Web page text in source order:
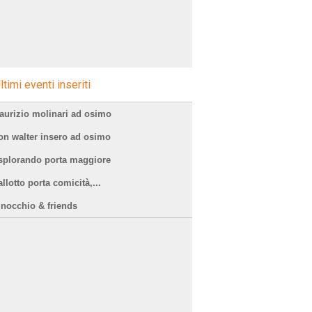
eventi inseriti
molinari ad osimo
walter insero ad osimo
porta maggiore
porta comicità,...
& friends